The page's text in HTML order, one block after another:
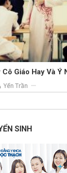
Giáo Hay Và Ý
Yến Trần
SINH